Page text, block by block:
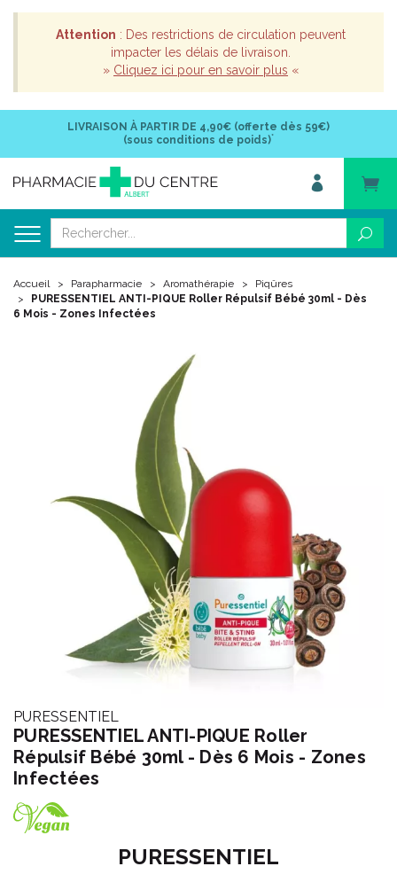
Attention : Des restrictions de circulation peuvent
impacter les délais de livraison.
» Cliquez ici pour en savoir plus «
LIVRAISON À PARTIR DE 4,90€ (offerte dès 59€)
(sous conditions de poids)*
Accueil Parapharmacie Aromathérapie
Piqûres
PURESSENTIEL ANTI-PIQUE Roller Répulsif Bébé 30ml - Dès
6 Mois - Zones Infectées
PURESSENTIEL
PURESSENTIEL ANTI-PIQUE Roller
Répulsif Bébé 30ml - Dès 6 Mois - Zones
Infectées
PURESSENTIEL